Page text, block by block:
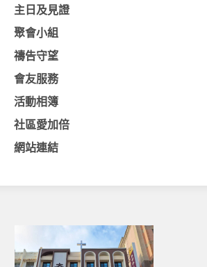
基督教今日報
基督教論壇報
豐盛國際事工 – AIM
作伙來聽上帝的話
主日及見證
聚會小組
禱告守望
會友服務
活動相簿
社區愛加倍
網站連結